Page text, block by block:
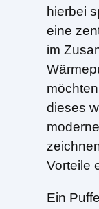
hierbei
eine
im
dieses
Vorteile
Ein